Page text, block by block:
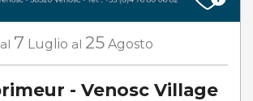
7 Luglio al 25 Agosto
- Venosc Village